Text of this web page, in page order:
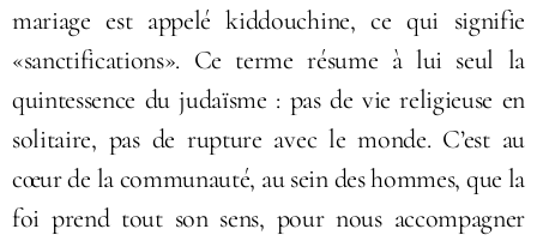
mariage est appelé kiddouchine, ce qui signifie
«sanctifications». Ce terme résume à lui seul la
quintessence du judaïsme : pas de vie religieuse en
solitaire, pas de rupture avec le monde. C’est au
cœur de la communauté, au sein des hommes, que la
foi prend tout son sens, pour nous accompagner